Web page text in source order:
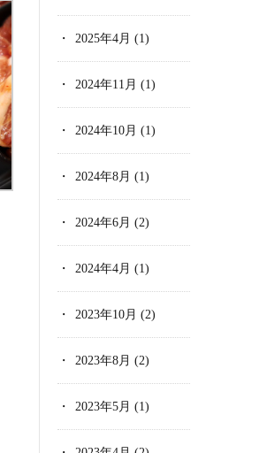
2025年4月 (1)
2024年11月 (1)
2024年10月 (1)
2024年8月 (1)
2024年6月 (2)
2024年4月 (1)
2023年10月 (2)
2023年8月 (2)
2023年5月 (1)